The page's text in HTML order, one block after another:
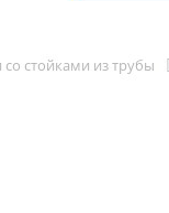
со стойками из трубы